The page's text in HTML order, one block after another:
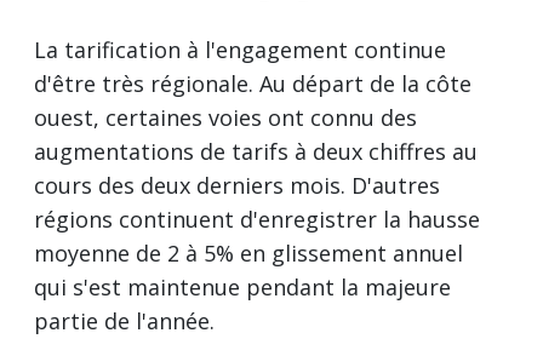
La tarification à l'engagement continue
d'être très régionale. Au départ de la côte
ouest, certaines voies ont connu des
augmentations de tarifs à deux chiffres au
cours des deux derniers mois. D'autres
régions continuent d'enregistrer la hausse
moyenne de 2 à 5% en glissement annuel
qui s'est maintenue pendant la majeure
partie de l'année.